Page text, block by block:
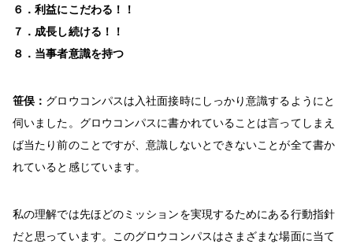
６．利益にこだわる！！
７．成長し続ける！！
８．当事者意識を持つ
笹俣： グロウコンパスは入社面接時にしっかり意識するようにと
伺いました。グロウコンパスに書かれていることは言ってしまえ
ば当たり前のことですが、意識しないとできないことが全て書か
れていると感じています。
私の理解では先ほどのミッションを実現するためにある行動指針
だと思っています。このグロウコンパスはさまざまな場面に当て